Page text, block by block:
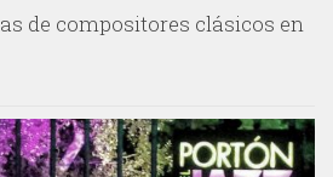
de compositores clásicos en